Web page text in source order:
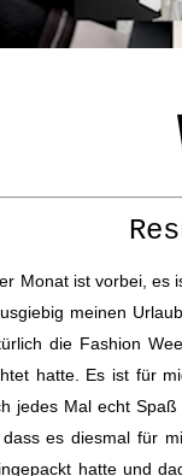
Monat ist vorbei, es
meinen
die Fashion
hatte. Es ist für
jedes Mal echt
es diesmal für
hatte und